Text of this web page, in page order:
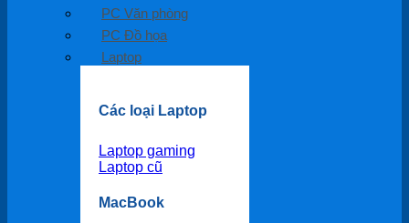
PC Văn phòng
PC Đồ họa
Laptop
Các loại Laptop
Laptop gaming
Laptop cũ
MacBook